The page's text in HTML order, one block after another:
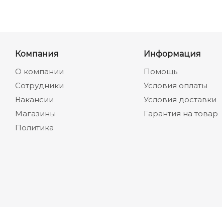
Компания
О компании
Сотрудники
Вакансии
Магазины
Политика
Информация
Помощь
Условия оплаты
Условия доставки
Гарантия на товар